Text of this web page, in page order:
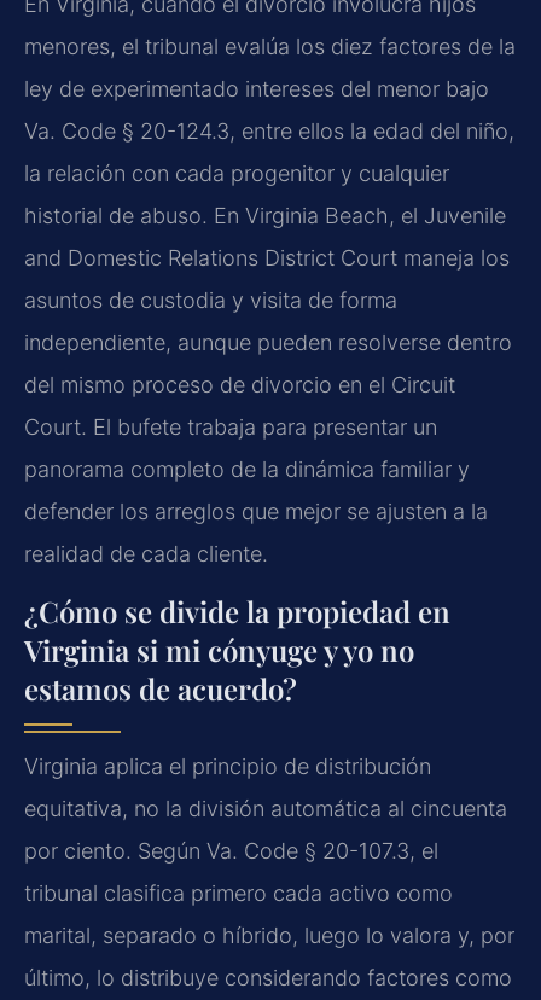
menores, el tribunal evalúa los diez factores de la
ley de experimentado intereses del menor bajo
Va. Code § 20-124.3, entre ellos la edad del niño,
la relación con cada progenitor y cualquier
historial de abuso. En Virginia Beach, el Juvenile
and Domestic Relations District Court maneja los
asuntos de custodia y visita de forma
independiente, aunque pueden resolverse dentro
del mismo proceso de divorcio en el Circuit
Court. El bufete trabaja para presentar un
panorama completo de la dinámica familiar y
defender los arreglos que mejor se ajusten a la
realidad de cada cliente.
¿Cómo se divide la propiedad en
Virginia si mi cónyuge y yo no
estamos de acuerdo?
Virginia aplica el principio de distribución
equitativa, no la división automática al cincuenta
por ciento. Según Va. Code § 20-107.3, el
tribunal clasifica primero cada activo como
marital, separado o híbrido, luego lo valora y, por
último, lo distribuye considerando factores como